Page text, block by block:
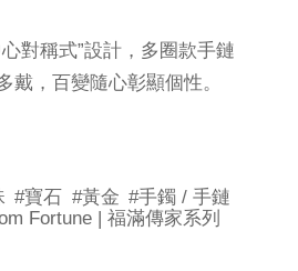
對稱式”設計，多圈款手鏈
戴，百變隨心彰顯個性。
#寶石 #黃金 #手鐲 / 手鏈
Fortune | 福滿傳家系列